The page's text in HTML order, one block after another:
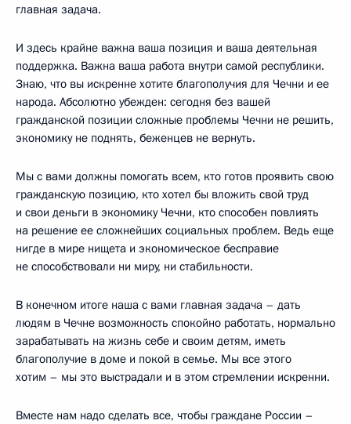
главная задача.
И здесь крайне важна ваша позиция и ваша деятельная
поддержка. Важна ваша работа внутри самой республики.
Знаю, что вы искренне хотите благополучия для Чечни и ее
народа. Абсолютно убежден: сегодня без вашей
гражданской позиции сложные проблемы Чечни не решить,
экономику не поднять, беженцев не вернуть.
Мы с вами должны помогать всем, кто готов проявить свою
гражданскую позицию, кто хотел бы вложить свой труд
и свои деньги в экономику Чечни, кто способен повлиять
на решение ее сложнейших социальных проблем. Ведь еще
нигде в мире нищета и экономическое бесправие
не способствовали ни миру, ни стабильности.
В конечном итоге наша с вами главная задача – дать
людям в Чечне возможность спокойно работать, нормально
зарабатывать на жизнь себе и своим детям, иметь
благополучие в доме и покой в семье. Мы все этого
хотим – мы это выстрадали и в этом стремлении искренни.
Вместе нам надо сделать все, чтобы граждане России –